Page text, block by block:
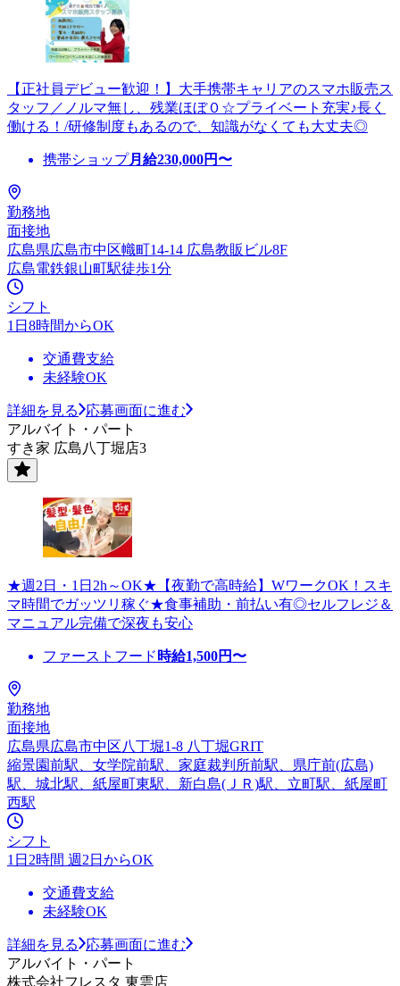
【正社員デビュー歓迎！】大手携帯キャリアのスマホ販売ス
タッフ／ノルマ無し、残業ほぼ０☆プライベート充実♪長く
働ける！/研修制度もあるので、知識がなくても大丈夫◎
携帯ショップ月給230,000円〜
勤務地
面接地
広島県広島市中区幟町14-14 広島教販ビル8F
広島電鉄銀山町駅徒歩1分
シフト
1日8時間からOK
交通費支給
未経験OK
詳細を見る
応募画面に進む
アルバイト・パート
すき家 広島八丁堀店3
★週2日・1日2h～OK★【夜勤で高時給】WワークOK！スキ
マ時間でガッツリ稼ぐ★食事補助・前払い有◎セルフレジ＆
マニュアル完備で深夜も安心
ファーストフード 時給1,500円〜
勤務地
面接地
広島県広島市中区八丁堀1-8 八丁堀GRIT
縮景園前駅、女学院前駅、家庭裁判所前駅、県庁前(広島)
駅、城北駅、紙屋町東駅、新白島(ＪＲ)駅、立町駅、紙屋町
西駅
シフト
1日2時間 週2日からOK
交通費支給
未経験OK
詳細を見る
応募画面に進む
アルバイト・パート
株式会社フレスタ 東雲店